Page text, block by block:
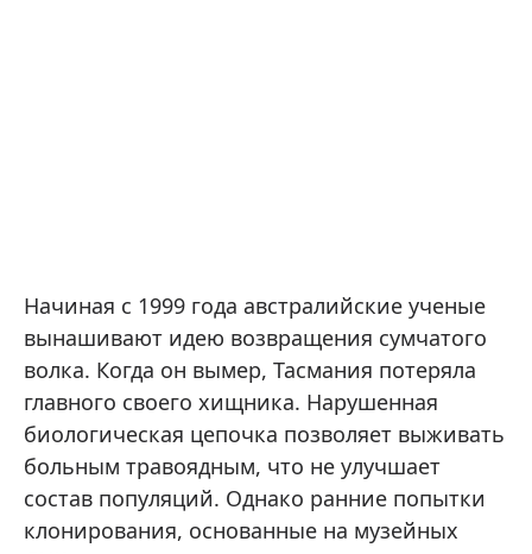
Начиная с 1999 года австралийские ученые
вынашивают идею возвращения сумчатого
волка. Когда он вымер, Тасмания потеряла
главного своего хищника. Нарушенная
биологическая цепочка позволяет выживать
больным травоядным, что не улучшает
состав популяций. Однако ранние попытки
клонирования, основанные на музейных